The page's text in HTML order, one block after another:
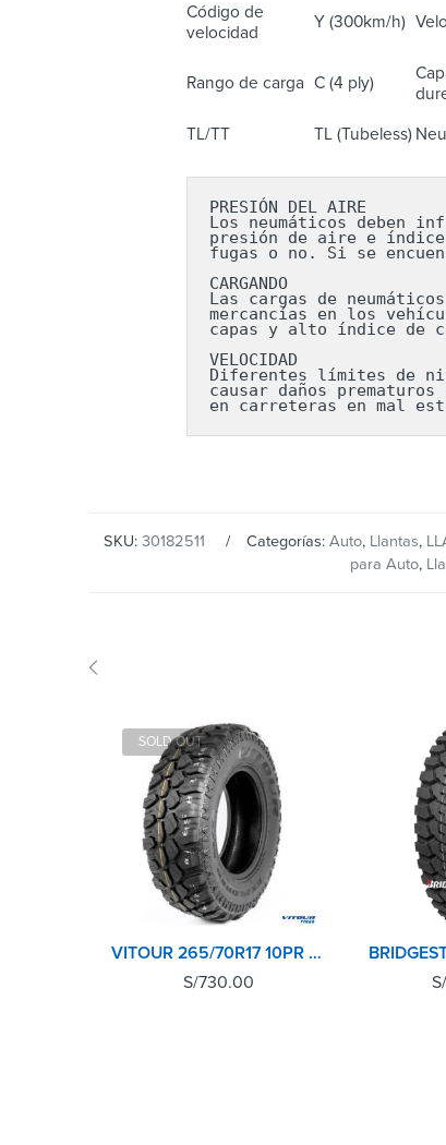
Código de
velocidad
Y (300km/h)
Rango de carga C (4 ply)
TL/TT TL (Tubeless)
PRESIÓN DEL AIRE
Los neumáticos deben
presión de aire e índice
fugas o no. Si se
CARGANDO
Las cargas de
mercancías en los
capas y alto índice de
VELOCIDAD
Diferentes límites de
causar daños
en carreteras en mal
SKU: 30182511 Categorías: Auto, Llantas,
para Auto,
SOLD OUT
VITOUR 265/70R17 10PR 121Q EXPLORER MT
S/730.00
S/